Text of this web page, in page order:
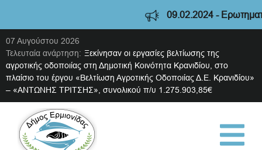
09.02.2024 -
07 Αυγούστου 2026
Τελευταία ανάρτηση: Ξεκίνησαν οι εργασίες βελτίωσης της
αγροτικής οδοποιίας στη Δημοτική Κοινότητα Κρανιδίου, στο
πλαίσιο του έργου «Βελτίωση Αγροτικής Οδοποιίας Δ.Ε. Κρανιδίου»
– «ΑΝΤΩΝΗΣ ΤΡΙΤΣΗΣ», συνολικού π/υ 1.275.903,85€